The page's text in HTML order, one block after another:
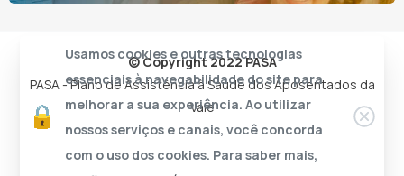
© Copyright 2022 PASA
PASA - Plano de Assistência à Saúde dos Aposentados da
Vale
Usamos cookies e outras tecnologias
essenciais à navegabilidade do site para
melhorar a sua experiência. Ao utilizar
nossos serviços e canais, você concorda
com o uso dos cookies. Para saber mais,